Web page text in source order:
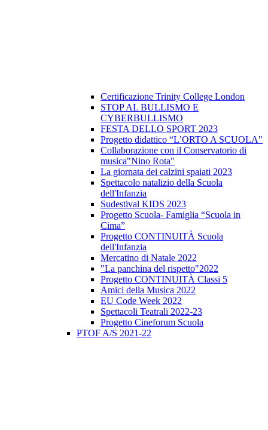
Certificazione Trinity College London
STOP AL BULLISMO E
CYBERBULLISMO
FESTA DELLO SPORT 2023
Progetto didattico “L’ORTO A SCUOLA"
Collaborazione con il Conservatorio di
musica"Nino Rota"
La giornata dei calzini spaiati 2023
Spettacolo natalizio della Scuola
dell'Infanzia
Sudestival KIDS 2023
Progetto Scuola- Famiglia “Scuola in
Cima”
Progetto CONTINUITÀ Scuola
dell'Infanzia
Mercatino di Natale 2022
"La panchina del rispetto"2022
Progetto CONTINUITÀ Classi 5
Amici della Musica 2022
EU Code Week 2022
Spettacoli Teatrali 2022-23
Progetto Cineforum Scuola
PTOF A/S 2021-22